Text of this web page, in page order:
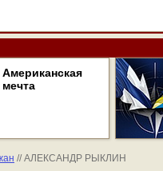
Американская
мечта
// АЛЕКСАНДР РЫКЛИН